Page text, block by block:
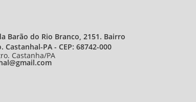
Barão do Rio Branco, 2151. Bairro
Castanhal-PA - CEP: 68742-000
Castanha/PA